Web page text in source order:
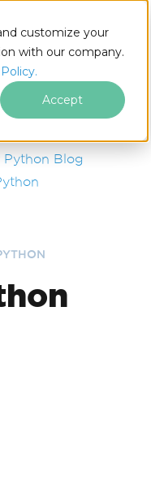
customize your
with our company.
Accept
Python Blog